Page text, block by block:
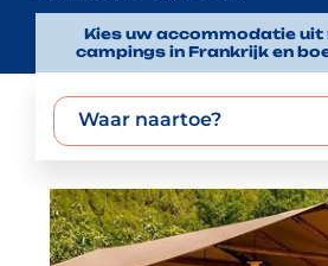
Kies uw accommodatie uit
campings in Frankrijk en
Waar naartoe?